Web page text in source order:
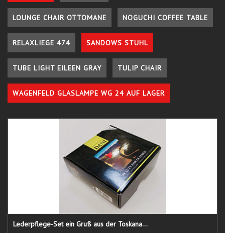
LOUNGE CHAIR OTTOMANE NOGUCHI COFFEE TABLE
RELAXLIEGE 474 SANDOWS STUHL
TUBE LIGHT EILEEN GRAY TULIP CHAIR
WAGENFELD GLASLAMPE WG 24 AUF LAGER
Lederpflege-Set ein Gruß aus der Toskana...